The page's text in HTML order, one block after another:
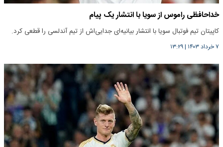
خداحافظی راموس از سویا با انتشار یک پیام
کاپیتان تیم فوتبال سویا با انتشار بیانیه‌ای جدایی‌اش از تیم آندلسی را قطعی کرد.
۷ خرداد ۱۴۰۳ |۱۳:۲۹